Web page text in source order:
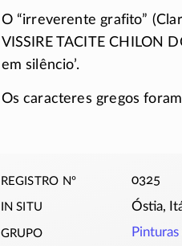
O “irreverente grafito”
VISSIRE TACITE CHILON
em silêncio’.
Os caracteres gregos
registro nº 0325
in situ Óstia,
grupo